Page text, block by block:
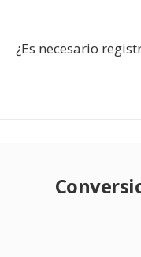
¿Es necesario